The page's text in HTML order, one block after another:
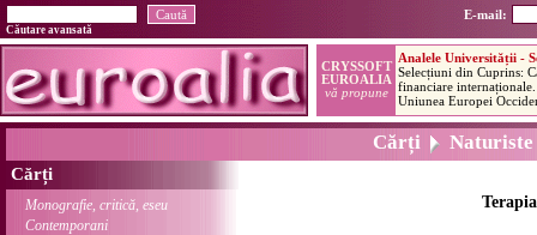
E-mail:
Căutare avansată
Cărți Naturiste
Cărți
Monografie, critică, eseu
Contemporani